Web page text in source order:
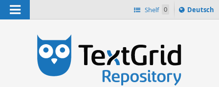
Navigation Shelf 0
Sprache
ï¿½ndern
Deutsch